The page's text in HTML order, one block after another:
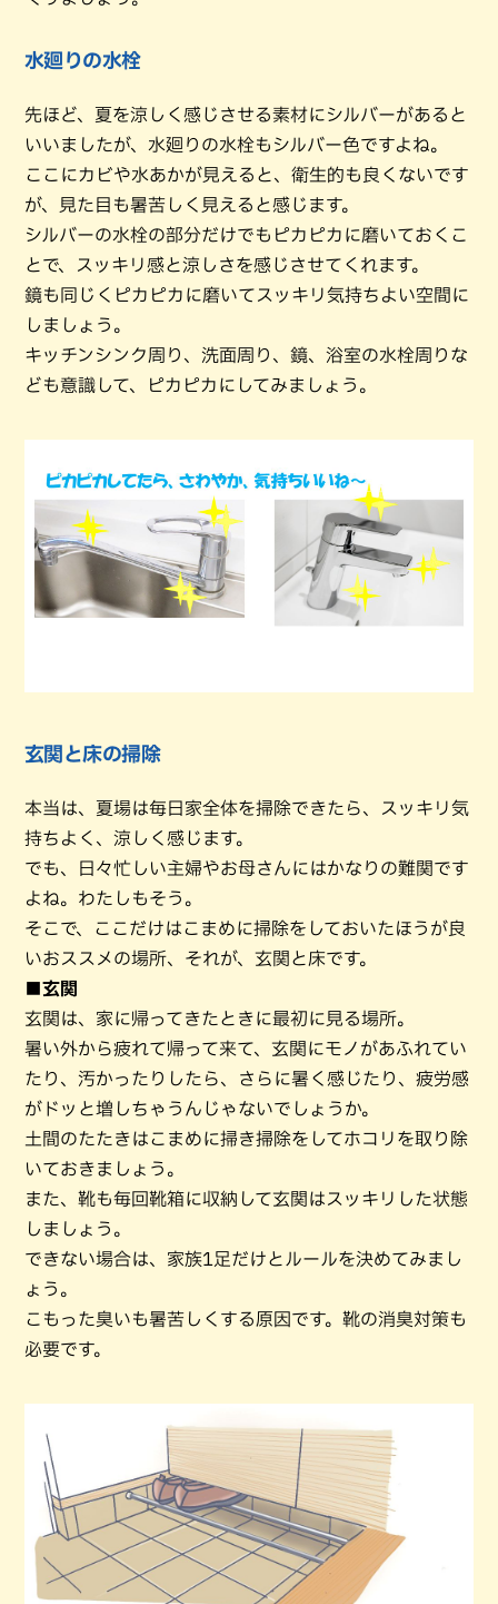
水廻りの水栓
先ほど、夏を涼しく感じさせる素材にシルバーがあると
いいましたが、水廻りの水栓もシルバー色ですよね。
ここにカビや水あかが見えると、衛生的も良くないです
が、見た目も暑苦しく見えると感じます。
シルバーの水栓の部分だけでもピカピカに磨いておくこ
とで、スッキリ感と涼しさを感じさせてくれます。
鏡も同じくピカピカに磨いてスッキリ気持ちよい空間に
しましょう。
キッチンシンク周り、洗面周り、鏡、浴室の水栓周りな
ども意識して、ピカピカにしてみましょう。
玄関と床の掃除
本当は、夏場は毎日家全体を掃除できたら、スッキリ気
持ちよく、涼しく感じます。
でも、日々忙しい主婦やお母さんにはかなりの難関です
よね。わたしもそう。
そこで、ここだけはこまめに掃除をしておいたほうが良
いおススメの場所、それが、玄関と床です。
■玄関
玄関は、家に帰ってきたときに最初に見る場所。
暑い外から疲れて帰って来て、玄関にモノがあふれてい
たり、汚かったりしたら、さらに暑く感じたり、疲労感
がドッと増しちゃうんじゃないでしょうか。
土間のたたきはこまめに掃き掃除をしてホコリを取り除
いておきましょう。
また、靴も毎回靴箱に収納して玄関はスッキリした状態
しましょう。
できない場合は、家族1足だけとルールを決めてみまし
ょう。
こもった臭いも暑苦しくする原因です。靴の消臭対策も
必要です。